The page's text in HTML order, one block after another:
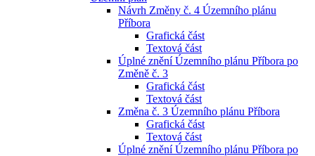
Návrh Změny č. 4 Územního plánu
Příbora
Grafická část
Textová část
Úplné znění Územního plánu Příbora po
Změně č. 3
Grafická část
Textová část
Změna č. 3 Územního plánu Příbora
Grafická část
Textová část
Úplné znění Územního plánu Příbora po